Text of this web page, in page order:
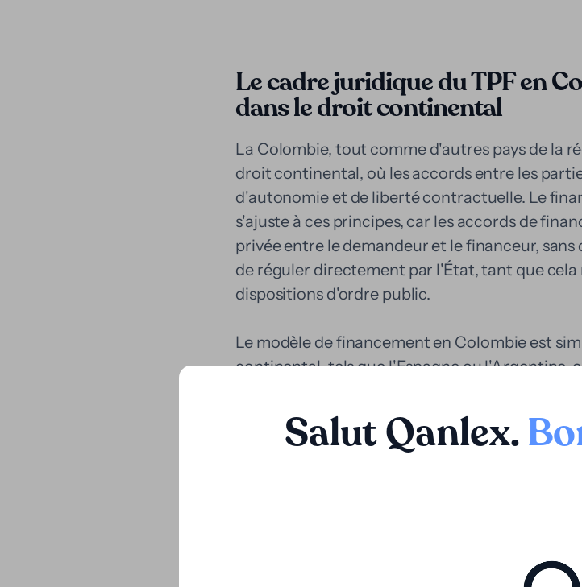
Salut Qanlex.
Le cadre juridique du TPF en
dans le droit continental
La Colombie, tout comme d'autres pays de la
droit continental, où les accords entre les
d'autonomie et de liberté contractuelle. Le
s'ajuste à ces principes, car les accords de
privée entre le demandeur et le financeur,
de réguler directement par l'État, tant que cela
dispositions d'ordre public.
Le modèle de financement en Colombie est
continental, tels que l'Espagne ou l'Argentine,
des droits sur les bénéfices économiques
prendre en charge les coûts de celui-ci. Ce